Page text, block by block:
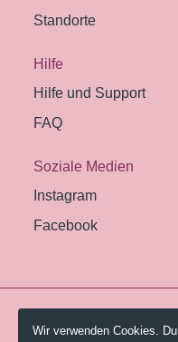
Standorte
Hilfe
Hilfe und Support
FAQ
Soziale Medien
Instagram
Facebook
© 2026 Pestalozzi-
Wir verwenden Cookies.